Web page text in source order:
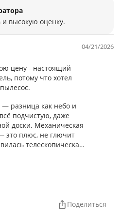
и высокую оценку.
04/21/2026
цену - настоящий
потому что хотел
— разница как небо и
подчистую, даже
доски. Механическая
это плюс, не глючит
телескопическая
и подсветка
под диваном и в
на трешку,
удобная, но в базе
Поделиться